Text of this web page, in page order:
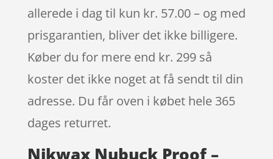
allerede i dag til kun kr. 57.00 – og med
prisgarantien, bliver det ikke billigere.
Køber du for mere end kr. 299 så
koster det ikke noget at få sendt til din
adresse. Du får oven i købet hele 365
dages returret.
Nikwax Nubuck Proof –